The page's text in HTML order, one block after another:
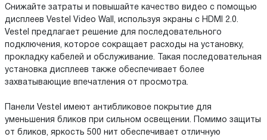
Снижайте затраты и повышайте качество видео с помощью
дисплеев Vestel Video Wall, используя экраны с HDMI 2.0.
Vestel предлагает решение для последовательного
подключения, которое сокращает расходы на установку,
прокладку кабелей и обслуживание. Такая последовательная
установка дисплеев также обеспечивает более
захватывающие впечатления от просмотра.
Панели Vestel имеют антибликовое покрытие для
уменьшения бликов при сильном освещении. Помимо защиты
от бликов, яркость 500 нит обеспечивает отличную